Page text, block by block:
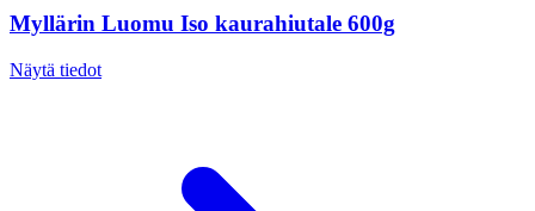
Myllärin Luomu Iso kaurahiutale 600g
Näytä tiedot